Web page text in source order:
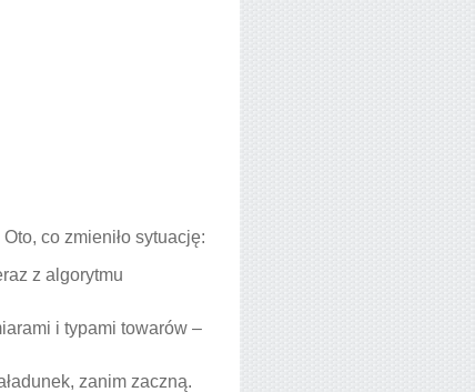
co zmieniło sytuację:
z algorytmu
i typami towarów –
zanim zaczną.